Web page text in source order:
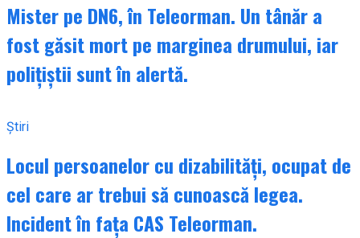
Mister pe DN6, în Teleorman. Un tânăr a
fost găsit mort pe marginea drumului, iar
polițiștii sunt în alertă.
Știri
Locul persoanelor cu dizabilități, ocupat de
cel care ar trebui să cunoască legea.
Incident în fața CAS Teleorman.